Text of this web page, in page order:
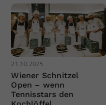
21.10.2025
Wiener Schnitzel
Open – wenn
Tennisstars den